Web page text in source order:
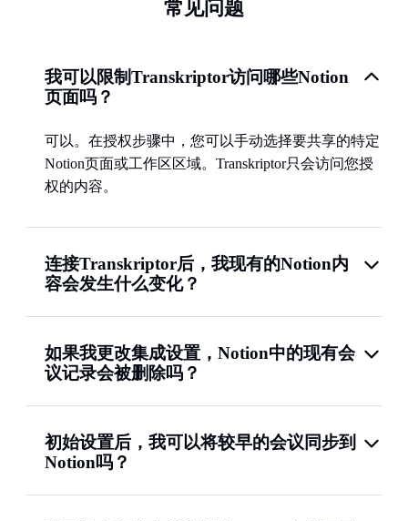
常见问题
我可以限制Transkriptor访问哪些Notion
页面吗？
可以。在授权步骤中，您可以手动选择要共享的特定
Notion页面或工作区区域。Transkriptor只会访问您授
权的内容。
连接Transkriptor后，我现有的Notion内
容会发生什么变化？
如果我更改集成设置，Notion中的现有会
议记录会被删除吗？
初始设置后，我可以将较早的会议同步到
Notion吗？